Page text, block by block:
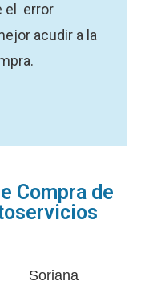
el error
acudir a la
Compra de
Soriana